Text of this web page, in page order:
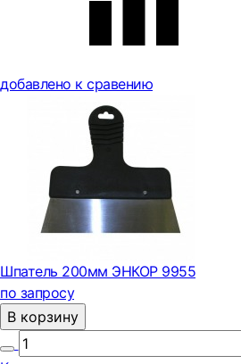
добавлено к сравению
Шпатель 200мм ЭНКОР 9955
по запросу
В корзину